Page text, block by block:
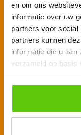
en om ons
informatie over uw
partners voor social
partners kunnen
informatie die u aan
verzameld op basis
Schrijf je in voor
Voornaam
E-mailadres*